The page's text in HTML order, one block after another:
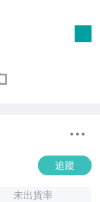
追蹤
未出貨率